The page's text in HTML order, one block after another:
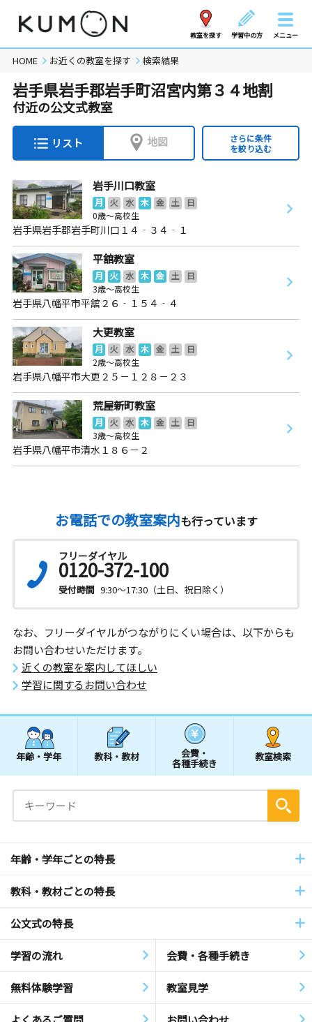
教室を探す 学習中の方 メニュー
HOME お近くの教室を探す 検索結果
岩手県岩手郡岩手町沼宮内第３４地割
付近の公文式教室
リスト 地図
さらに条件
を絞り込む
岩手川口教室
月 火 水 木 金 土
日
0歳～高校生
岩手県岩手郡岩手町川口１４‐３４‐１
平舘教室
月 火 水 木 金 土
日
3歳～高校生
岩手県八幡平市平舘２６‐１５４‐４
大更教室
月 火 水 木 金 土
日
2歳～高校生
岩手県八幡平市大更２５－１２８－２３
荒屋新町教室
月 火 水 木 金 土
日
3歳～高校生
岩手県八幡平市清水１８６－２
お電話での教室案内も行っています
フリーダイヤル
0120-372-100
受付時間 9:30～17:30（土日、祝日除く）
なお、フリーダイヤルがつながりにくい場合は、以下からも
お問い合わせいただけます。
近くの教室を案内してほしい
学習に関するお問い合わせ
年齢・学年 教科・教材 会費・
各種手続き
教室検索
年齢・学年ごとの特長
教科・教材ごとの特長
公文式の特長
学習の流れ 会費・各種手続き
無料体験学習 教室見学